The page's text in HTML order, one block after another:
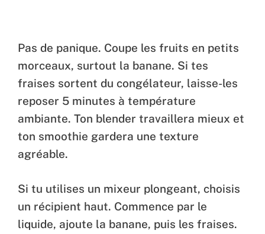
Pas de panique. Coupe les fruits en petits
morceaux, surtout la banane. Si tes
fraises sortent du congélateur, laisse-les
reposer 5 minutes à température
ambiante. Ton blender travaillera mieux et
ton smoothie gardera une texture
agréable.
Si tu utilises un mixeur plongeant, choisis
un récipient haut. Commence par le
liquide, ajoute la banane, puis les fraises.